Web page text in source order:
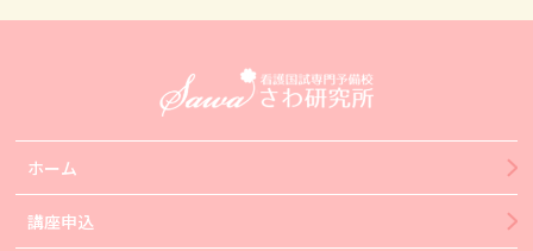
ホーム
講座申込